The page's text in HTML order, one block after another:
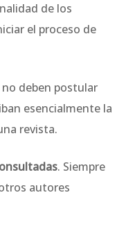
de los
el proceso de
deben postular
esencialmente la
revista.
. Siempre
autores